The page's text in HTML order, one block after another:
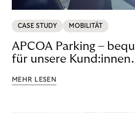
CASE STUDY MOBILITÄT
APCOA Parking –
für unsere Kund:innen.
MEHR LESEN